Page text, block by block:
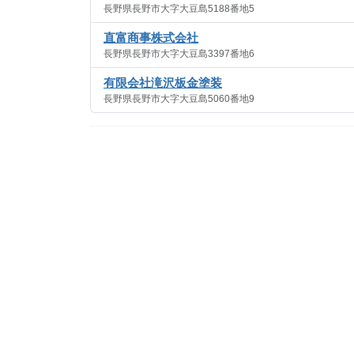
長野県長野市大字大豆島5188番地5
直富商事株式会社
長野県長野市大字大豆島3397番地6
有限会社滝沢板金塗装
長野県長野市大字大豆島5060番地9